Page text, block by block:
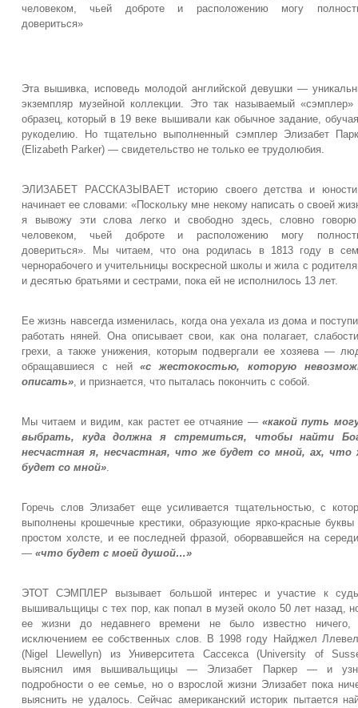
человеком, чьей доброте и расположению могу
довериться»
Эта вышивка, исповедь молодой английской девушки —
экземпляр музейной коллекции. Это так называемый
образец, который в 19 веке вышивали как обычное задание,
рукоделию. Но тщательно выполненный сэмплер Элизабет
(Elizabeth Parker) — свидетельство не только ее трудолюбия.
ЭЛИЗАБЕТ РАССКАЗЫВАЕТ историю своего детства и
начинает ее словами: «Поскольку мне некому написать о своей
я вывожу эти слова легко и свободно здесь, словно
человеком, чьей доброте и расположению могу
довериться». Мы читаем, что она родилась в 1813 году в
чернорабочего и учительницы воскресной школы и жила с
и десятью братьями и сестрами, пока ей не исполнилось 13 лет.
Ее жизнь навсегда изменилась, когда она уехала из дома и
работать няней. Она описывает свои, как она полагает,
грехи, а также унижения, которым подвергали ее хозяева —
обращавшиеся с ней«с жестокостью, которую
описать», и признается, что пыталась покончить с собой.
Мы читаем и видим, как растет ее отчаяние — «какой путь
выбрать, куда должна я стремиться, чтобы найти
несчастная я, несчастная, что же будет со мной, ах, что
будет со мной».
Горечь слов Элизабет еще усиливается тщательностью, с
выполнены крошечные крестики, образующие ярко-красные буквы
простом холсте, и ее последней фразой, оборвавшейся на
— «что будет с моей душой…»
ЭТОТ СЭМПЛЕР вызывает большой интерес и участие к
вышивальщицы с тех пор, как попал в музей около 50 лет назад,
ее жизни до недавнего времени не было известно ничего,
исключением ее собственных слов. В 1998 году Найджел
(Nigel Llewellyn) из Университета Сассекса (University of
выяснил имя вышивальщицы — Элизабет Паркер — и
подробности о ее семье, но о взрослой жизни Элизабет пока
выяснить не удалось. Сейчас американский историк пытается